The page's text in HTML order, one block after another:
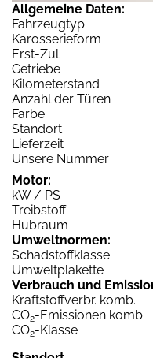
Allgemeine Daten:
Fahrzeugtyp
Karosserieform
Erst-Zul.
Getriebe
Kilometerstand
Anzahl der Türen
Farbe
Standort
Lieferzeit
Unsere Nummer
Motor:
kW / PS
Treibstoff
Hubraum
Umweltnormen:
Schadstoffklasse
Umweltplakette
Verbrauch und
Kraftstoffverbr. komb.
CO2-Emissionen komb.
CO2-Klasse